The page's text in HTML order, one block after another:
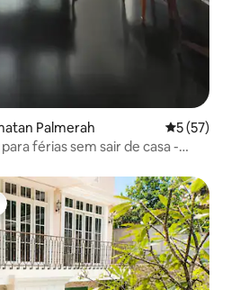
Palmerah 5 de uma
5 (57)
férias sem sair de casa -